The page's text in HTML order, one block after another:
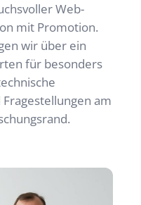
Web-
mit Promotion.
wir über ein
für besonders
am